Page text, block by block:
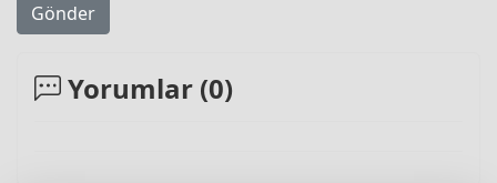
Gönder
Yorumlar (0)